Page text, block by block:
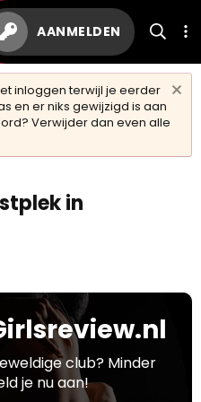
AANMELDEN
inloggen terwijl je eerder
en er niks gewijzigd is aan
Verwijder dan even alle
in
club? Minder
je nu aan!